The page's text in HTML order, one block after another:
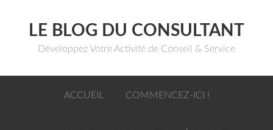
LE BLOG DU CONSULTANT
Développez Votre Activité de Conseil & Service
ACCUEIL COMMENCEZ-ICI !